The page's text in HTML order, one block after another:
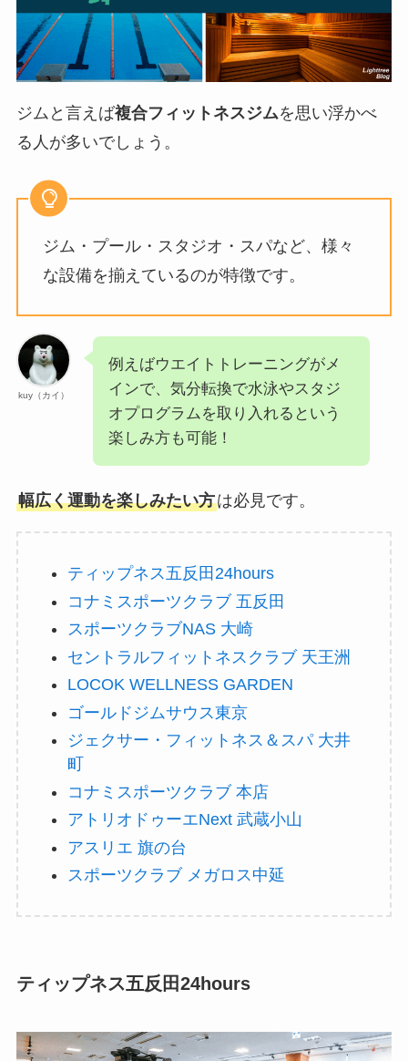
ジムと言えば複合フィットネスジムを思い浮かべ
る人が多いでしょう。
ジム・プール・スタジオ・スパなど、様々
な設備を揃えているのが特徴です。
kuy（カイ）
例えばウエイトトレーニングがメ
インで、気分転換で水泳やスタジ
オプログラムを取り入れるという
楽しみ方も可能！
幅広く運動を楽しみたい方は必見です。
ティップネス五反田24hours
コナミスポーツクラブ 五反田
スポーツクラブNAS 大崎
セントラルフィットネスクラブ 天王洲
LOCOK WELLNESS GARDEN
ゴールドジムサウス東京
ジェクサー・フィットネス＆スパ 大井
町
コナミスポーツクラブ 本店
アトリオドゥーエNext 武蔵小山
アスリエ 旗の台
スポーツクラブ メガロス中延
ティップネス五反田24hours